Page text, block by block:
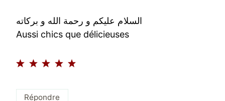
السلام عليكم و رحمة الله و بركاته
Aussi chics que délicieuses
Répondre